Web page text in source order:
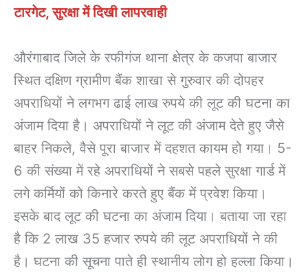
टारगेट, सुरक्षा में दिखी लापरवाही
औरंगाबाद जिले के रफीगंज थाना क्षेत्र के कजपा बाजार
स्थित दक्षिण ग्रामीण बैंक शाखा से गुरुवार की दोपहर
अपराधियों ने लगभग ढाई लाख रुपये की लूट की घटना का
अंजाम दिया है। अपराधियों ने लूट की अंजाम देते हुए जैसे
बाहर निकले, वैसे पूरा बाजार में दहशत कायम हो गया। 5-
6 की संख्या में रहे अपराधियों ने सबसे पहले सुरक्षा गार्ड में
लगे कर्मियों को किनारे करते हुए बैंक में प्रवेश किया।
इसके बाद लूट की घटना का अंजाम दिया। बताया जा रहा
है कि 2 लाख 35 हजार रुपये की लूट अपराधियों ने की
है। घटना की सूचना पाते ही स्थानीय लोग हो हल्ला किया।